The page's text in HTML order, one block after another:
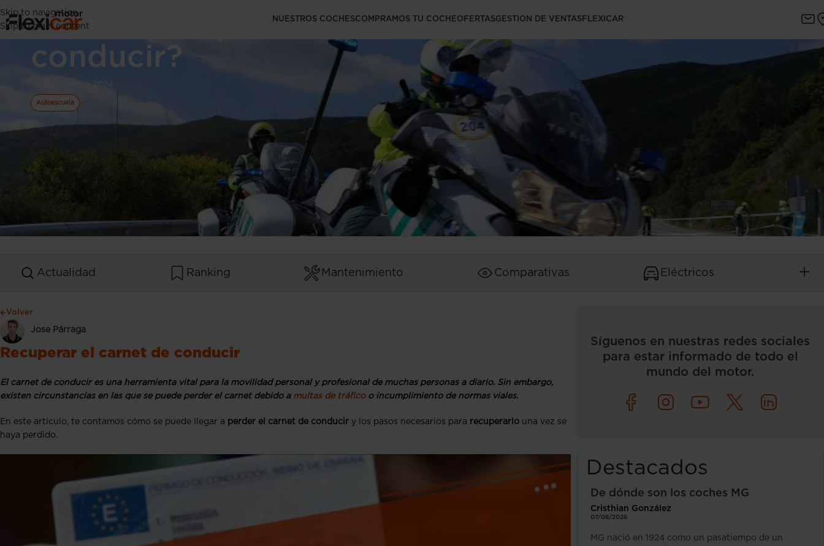
Skip to navigation
Skip to main content
NUESTROS COCHESCOMPRAMOS TU COCHEOFERTASGESTION DE VENTASFLEXICAR
¿Cómo recuperar el carnet de
conducir?
17 Septiembre 2024
Autoescuela
Actualidad Ranking Mantenimiento Comparativas Eléctricos
Volver
Jose Párraga
Recuperar el carnet de conducir
El carnet de conducir es una herramienta vital para la movilidad personal y profesional de muchas personas a diario. Sin embargo,
existen circunstancias en las que se puede perder el carnet debido a multas de tráficoo incumplimiento de normas viales.
En este artículo, te contamos cómo se puede llegar a perder el carnet de conducir y los pasos necesarios para recuperarlo una vez se
haya perdido.
Síguenos en nuestras redes sociales
para estar informado de todo el
mundo del motor.
Destacados
De dónde son los coches MG
Cristhian González
07/08/2026
MG nació en 1924 como un pasatiempo de un